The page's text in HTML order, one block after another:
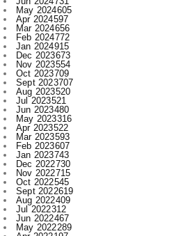
Jan 2024915
Dec 2023673
Nov 2023554
Oct 2023709
Sept 2023707
Aug 2023520
Jul 2023521
Jun 2023480
May 2023316
Apr 2023522
Mar 2023593
Feb 2023607
Jan 2023743
Dec 2022730
Nov 2022715
Oct 2022545
Sept 2022619
Aug 2022409
Jul 2022312
Jun 2022467
May 2022289
Apr 2022197
Mar 2022136
Feb 2022155
Jan 2022210
Dec 2021210